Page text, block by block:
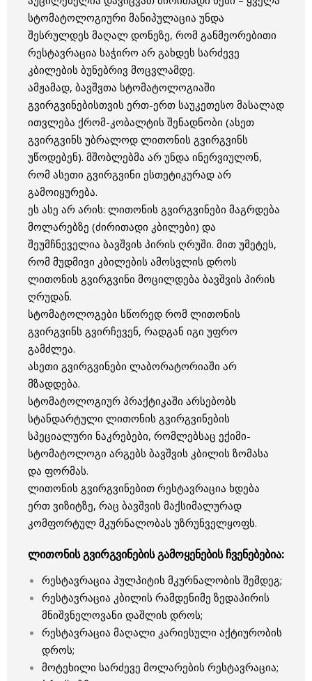
სტომატოლოგიური მანიპულაცია უნდა
შესრულდეს მაღალ დონეზე, რომ განმეორებითი
რესტავრაცია საჭირო არ გახდეს სარძევე
კბილების ბუნებრივ მოცვლამდე.
ამჟამად, ბავშვთა სტომატოლოგიაში
გვირგვინებისთვის ერთ-ერთ საუკეთესო მასალად
ითვლება ქრომ-კობალტის შენადნობი (ასეთ
გვირგვინს უბრალოდ ლითონის გვირგვინს
უწოდებენ). მშობლებმა არ უნდა ინერვიულონ,
რომ ასეთი გვირგვინი ესთეტიკურად არ
გამოიყურება.
ეს ასე არ არის: ლითონის გვირგვინები მაგრდება
მოლარებზე (ძირითადი კბილები) და
შეუმჩნეველია ბავშვის პირის ღრუში. მით უმეტეს,
რომ მუდმივი კბილების ამოსვლის დროს
ლითონის გვირგვინი მოცილდება ბავშვის პირის
ღრუდან.
სტომატოლოგები სწორედ რომ ლითონის
გვირგვინს გვირჩევენ, რადგან იგი უფრო
გამძლეა.
ასეთი გვირგვინები ლაბორატორიაში არ
მზადდება.
სტომატოლოგიურ პრაქტიკაში არსებობს
სტანდარტული ლითონის გვირგვინების
სპეციალური ნაკრებები, რომლებსაც ექიმი-
სტომატოლოგი არგებს ბავშვის კბილის ზომასა
და ფორმას.
ლითონის გვირგვინებით რესტავრაცია ხდება
ერთ ვიზიტზე, რაც ბავშვის მაქსიმალურად
კომფორტულ მკურნალობას უზრუნველყოფს.
ლითონის გვირგვინების გამოყენების ჩვენებებია:
რესტავრაცია პულპიტის მკურნალობის შემდეგ;
რესტავრაცია კბილის რამდენიმე ზედაპირის
მნიშვნელოვანი დაშლის დროს;
რესტავრაცია მაღალი კარიესული აქტიურობის
დროს;
მოტეხილი სარძევე მოლარების რესტავრაცია;